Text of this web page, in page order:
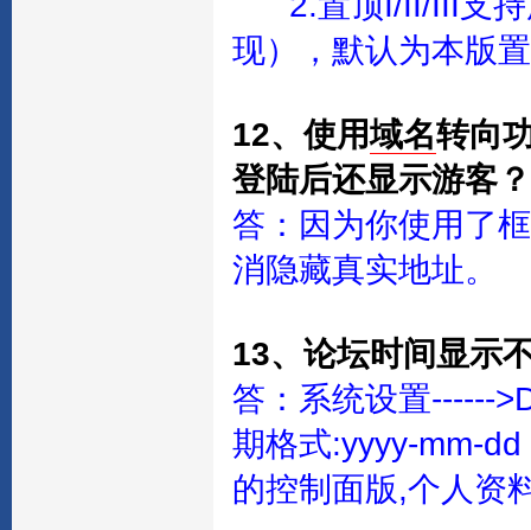
现），默认为本版
12、使用域名转向
登陆后还显示游客？
答：因为你使用了
消隐藏真实地址。
13、论坛时间显示
答：系统设置------
期格式:yyyy-mm-
的控制面版,个人资